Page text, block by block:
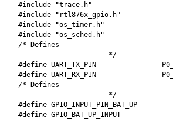
#include "trace.h"
#include "rtl876x_gpio.h"
#include "os_timer.h"
#include "os_sched.h"
/* Defines
----------------------*/
#define UART_TX_PIN
#define UART_RX_PIN
/* Defines
----------------------*/
#define
#define GPIO_BAT_UP_INPUT